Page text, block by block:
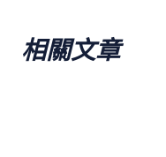
相關文章